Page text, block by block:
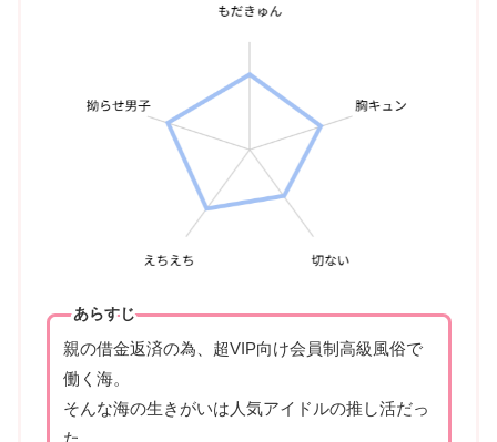
あらすじ
親の借金返済の為、超VIP向け会員制高級風俗で
働く海。
そんな海の生きがいは人気アイドルの推し活だっ
た…。